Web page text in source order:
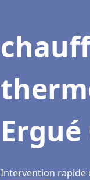
Intervention rapide